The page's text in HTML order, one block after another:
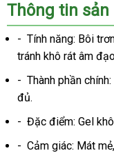
Thông tin sản
- Tính năng: Bôi
tránh khô rát âm
- Thành phần
đủ.
- Đặc điểm: Gel
- Cảm giác: Mát